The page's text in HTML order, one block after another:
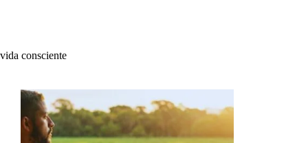
vida consciente